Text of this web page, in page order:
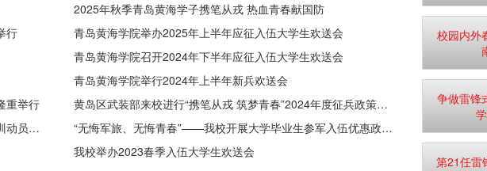
行
重举行
黄海学子！到！青岛黄海学院2024级新生开学典礼暨军训动员大会隆重举行！
2025年秋季青岛黄海学子携笔从戎 热血青春献国防
青岛黄海学院举办2025年上半年应征入伍大学生欢送会
青岛黄海学院召开2024年下半年应征入伍大学生欢送会
青岛黄海学院举行2024年上半年新兵欢送会
黄岛区武装部来校进行“携笔从戎 筑梦青春”2024年度征兵政策宣讲活动
“无悔军旅、无悔青春”——我校开展大学毕业生参军入伍优惠政策宣讲会
我校举办2023春季入伍大学生欢送会
校园内外
争做雷锋
第21任雷